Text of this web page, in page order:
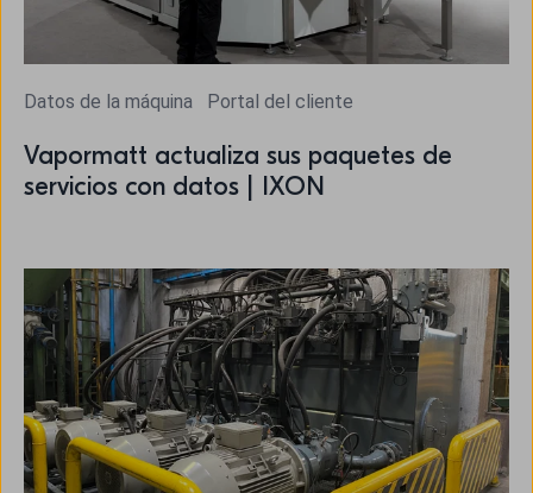
Datos de la máquina Portal del cliente
Vapormatt actualiza sus paquetes de
servicios con datos | IXON